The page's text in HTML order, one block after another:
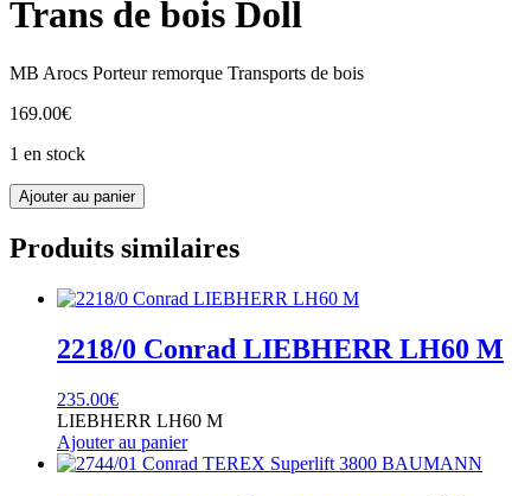
Trans de bois Doll
MB Arocs Porteur remorque Transports de bois
169.00€
1 en stock
quantité
de
78233/0
Conrad
Arocs
Ajouter au panier
Produits similaires
2218/0 Conrad LIEBHERR LH60 M
235.00€
LIEBHERR LH60 M
Ajouter au panier